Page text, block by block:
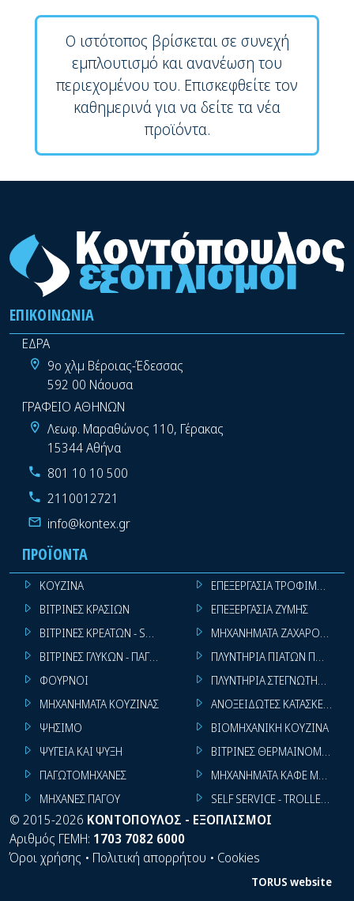
Ο ιστότοπος βρίσκεται σε συνεχή
εμπλουτισμό και ανανέωση του
περιεχομένου του. Επισκεφθείτε τον
καθημερινά για να δείτε τα νέα
προϊόντα.
ΕΠΙΚΟΙΝΩΝΊΑ
ΕΔΡΑ
9ο χλμ Βέροιας-Έδεσσας
592 00 Νάουσα
ΓΡΑΦΕΙΟ ΑΘΗΝΩΝ
Λεωφ. Μαραθώνος 110, Γέρακας
15344 Αθήνα
801 10 10 500
2110012721
info@kontex.gr
ΠΡΟΪΌΝΤΑ
ΚΟΥΖΙΝΑ
ΒΙΤΡΙΝΕΣ ΚΡΑΣΙΩΝ
ΒΙΤΡΙΝΕΣ ΚΡΕΑΤΩΝ - SUPER MARKET
ΒΙΤΡΙΝΕΣ ΓΛΥΚΩΝ - ΠΑΓΩΤΩΝ
ΦΟΥΡΝΟΙ
ΜΗΧΑΝΗΜΑΤΑ ΚΟΥΖΙΝΑΣ
ΨΗΣΙΜΟ
ΨΥΓΕΙΑ ΚΑΙ ΨΥΞΗ
ΠΑΓΩΤΟΜΗΧΑΝΕΣ
ΜΗΧΑΝΕΣ ΠΑΓΟΥ
ΕΠΕΞΕΡΓΑΣΙΑ ΤΡΟΦΙΜΩΝ
ΕΠΕΞΕΡΓΑΣΙΑ ΖΥΜΗΣ
ΜΗΧΑΝΗΜΑΤΑ
ΠΛΥΝΤΗΡΙΑ ΠΙΑΤΩΝ
ΠΛΥΝΤΗΡΙΑ ΣΤΕΓΝΩΤΗΡΙΑ
ΑΝΟΞΕΙΔΩΤΕΣ ΚΑΤΑΣΚΕΥΕΣ
ΒΙΟΜΗΧΑΝΙΚΗ ΚΟΥΖΙΝΑ
ΒΙΤΡΙΝΕΣ ΘΕΡΜΑΙΝΟΜΕΝΕΣ
ΜΗΧΑΝΗΜΑΤΑ ΚΑΦΕ ΜΠΑΡ
SELF SERVICE - TROLLEY -
© 2015-2026 ΚΟΝΤΟΠΟΥΛΟΣ - ΕΞΟΠΛΙΣΜΟΙ
Αριθμός ΓΕΜΗ: 1703 7082 6000
Όροι χρήσης • Πολιτική απορρήτου • Cookies
TORUS website